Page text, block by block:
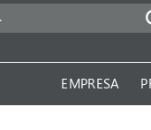
EMPRESA